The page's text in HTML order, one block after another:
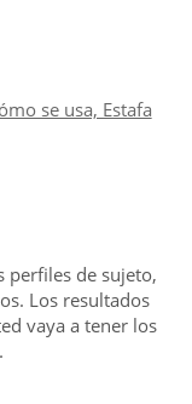
se usa, Estafa
perfiles de sujeto,
Los resultados
vaya a tener los